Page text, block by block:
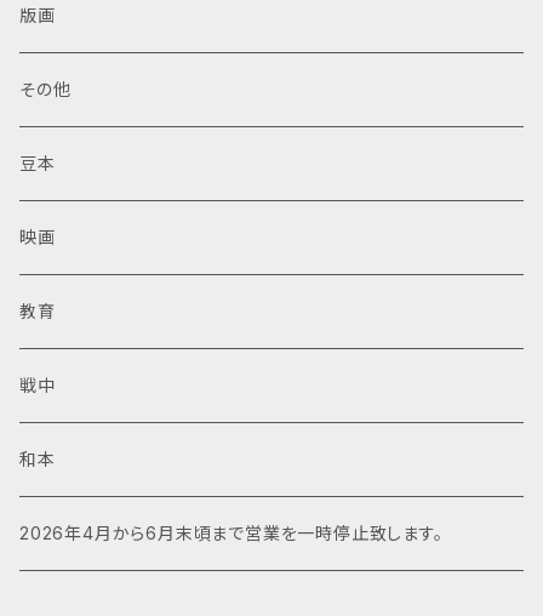
版画
その他
豆本
映画
教育
戦中
和本
2026年4月から6月末頃まで営業を一時停止致します。